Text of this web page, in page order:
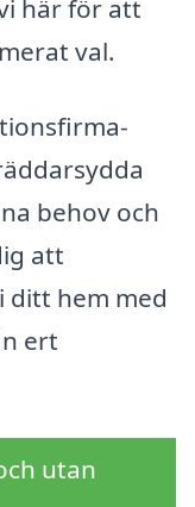
här för att
val.
behov och
att
hem med
ert
utan